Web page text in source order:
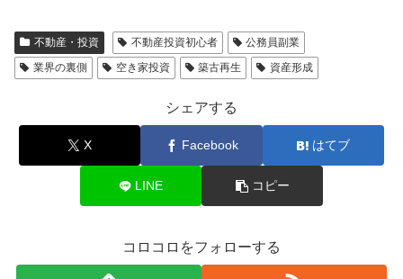
不動産・投資 不動産投資初心者
公務員副業
業界の裏側
空き家投資 築古再生 資産形成
シェアする
X Facebook はてブ
LINE コピー
コロコロをフォローする